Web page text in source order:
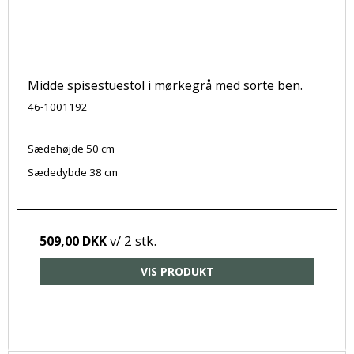
Midde spisestuestol i mørkegrå med sorte ben.
46-1001192
Sædehøjde 50 cm
Sædedybde 38 cm
509,00 DKKv/ 2 stk.
VIS PRODUKT